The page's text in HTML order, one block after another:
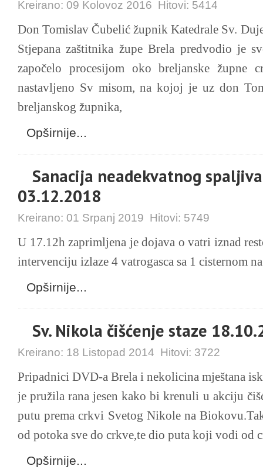
Kreirano: 09 Kolovoz 2016 Hitovi: 5414
Don Tomislav Čubelić župnik Katedrale Sv.
Stjepana zaštitnika župe Brela predvodio je
započelo procesijom oko breljanske župne
nastavljeno Sv misom, na kojoj je uz don
breljanskog župnika,
Opširnije...
Sanacija neadekvatnog
03.12.2018
Kreirano: 01 Srpanj 2019 Hitovi: 5749
U 17.12h zaprimljena je dojava o vatri iznad
intervenciju izlaze 4 vatrogasca sa 1 cisternom
Opširnije...
Sv. Nikola čišćenje staze
Kreirano: 18 Listopad 2014 Hitovi: 3722
Pripadnici DVD-a Brela i nekolicina mještana
je pružila rana jesen kako bi krenuli u akciju
putu prema crkvi Svetog Nikole na Biokovu.
od potoka sve do crkve,te dio puta koji vodi od
Opširnije...